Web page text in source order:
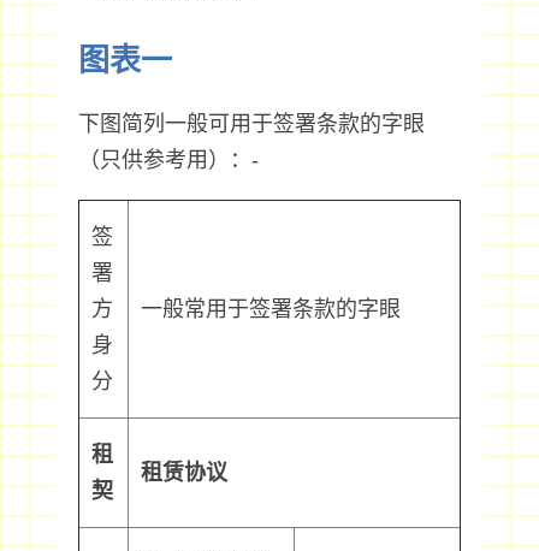
图表一
下图简列一般可用于签署条款的字眼
（只供参考用）：-
签
署
方
身
分
一般常用于签署条款的字眼
租
契
租赁协议